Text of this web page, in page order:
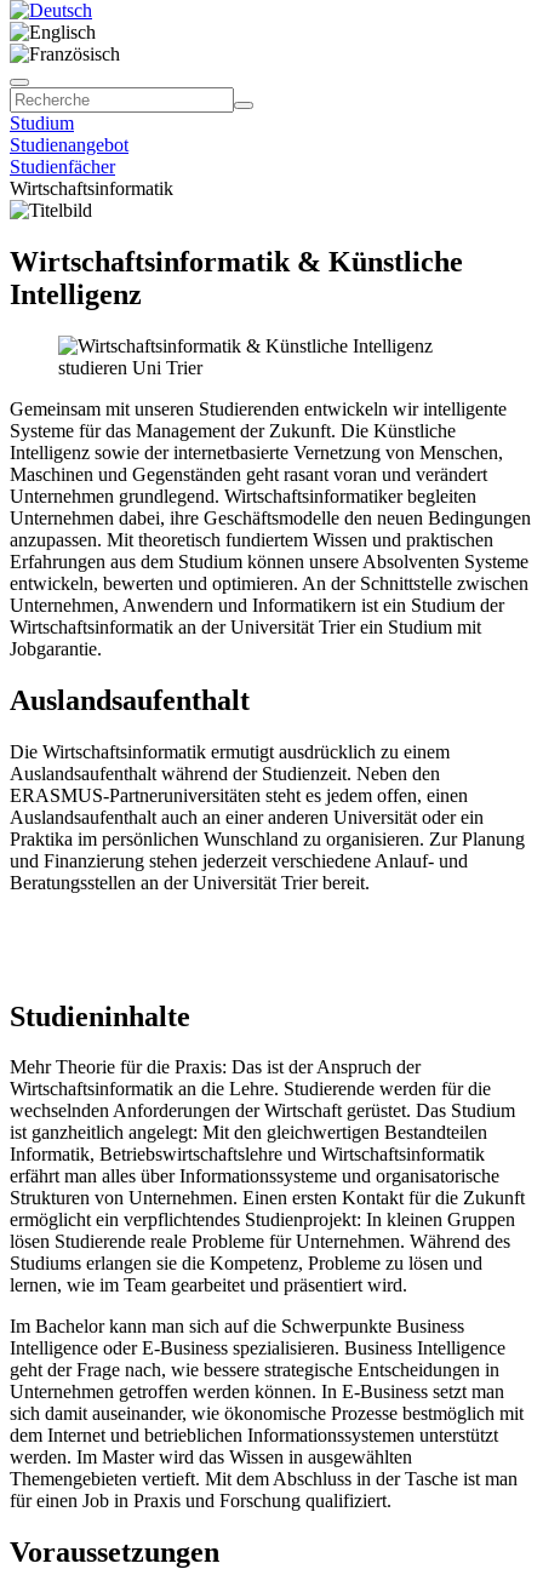
Studium
Studienangebot
Studienfächer
Wirtschaftsinformatik
Wirtschaftsinformatik & Künstliche
Intelligenz
Gemeinsam mit unseren Studierenden entwickeln wir intelligente
Systeme für das Management der Zukunft. Die Künstliche
Intelligenz sowie der internetbasierte Vernetzung von Menschen,
Maschinen und Gegenständen geht rasant voran und verändert
Unternehmen grundlegend. Wirtschaftsinformatiker begleiten
Unternehmen dabei, ihre Geschäftsmodelle den neuen Bedingungen
anzupassen. Mit theoretisch fundiertem Wissen und praktischen
Erfahrungen aus dem Studium können unsere Absolventen Systeme
entwickeln, bewerten und optimieren. An der Schnittstelle zwischen
Unternehmen, Anwendern und Informatikern ist ein Studium der
Wirtschaftsinformatik an der Universität Trier ein Studium mit
Jobgarantie.
Auslandsaufenthalt
Die Wirtschaftsinformatik ermutigt ausdrücklich zu einem
Auslandsaufenthalt während der Studienzeit. Neben den
ERASMUS-Partneruniversitäten steht es jedem offen, einen
Auslandsaufenthalt auch an einer anderen Universität oder ein
Praktika im persönlichen Wunschland zu organisieren. Zur Planung
und Finanzierung stehen jederzeit verschiedene Anlauf- und
Beratungsstellen an der Universität Trier bereit.
Studieninhalte
Mehr Theorie für die Praxis: Das ist der Anspruch der
Wirtschaftsinformatik an die Lehre. Studierende werden für die
wechselnden Anforderungen der Wirtschaft gerüstet. Das Studium
ist ganzheitlich angelegt: Mit den gleichwertigen Bestandteilen
Informatik, Betriebswirtschaftslehre und Wirtschaftsinformatik
erfährt man alles über Informationssysteme und organisatorische
Strukturen von Unternehmen. Einen ersten Kontakt für die Zukunft
ermöglicht ein verpflichtendes Studienprojekt: In kleinen Gruppen
lösen Studierende reale Probleme für Unternehmen. Während des
Studiums erlangen sie die Kompetenz, Probleme zu lösen und
lernen, wie im Team gearbeitet und präsentiert wird.
Im Bachelor kann man sich auf die Schwerpunkte Business
Intelligence oder E-Business spezialisieren. Business Intelligence
geht der Frage nach, wie bessere strategische Entscheidungen in
Unternehmen getroffen werden können. In E-Business setzt man
sich damit auseinander, wie ökonomische Prozesse bestmöglich mit
dem Internet und betrieblichen Informationssystemen unterstützt
werden. Im Master wird das Wissen in ausgewählten
Themengebieten vertieft. Mit dem Abschluss in der Tasche ist man
für einen Job in Praxis und Forschung qualifiziert.
Voraussetzungen